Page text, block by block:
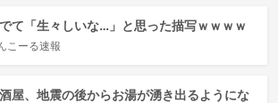
でて「生々しいな…」と思った描写ｗｗｗｗ
こーる速報
屋、地震の後からお湯が湧き出るようにな